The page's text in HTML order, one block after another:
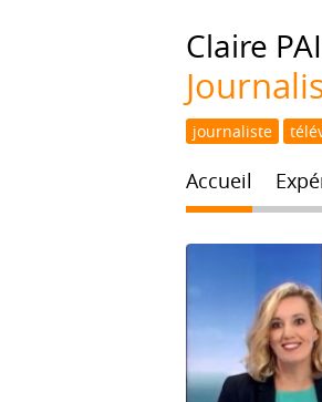
Claire
journaliste
Accueil